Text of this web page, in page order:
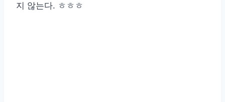
지 않는다. ㅎㅎㅎ